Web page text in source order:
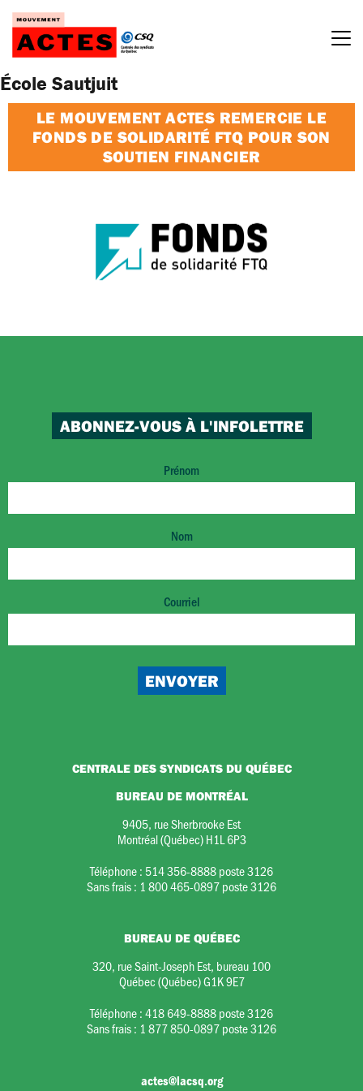
Passer
contenu
École Sautjuit
LE MOUVEMENT ACTES REMERCIE LE
FONDS DE SOLIDARITÉ FTQ POUR SON
SOUTIEN FINANCIER
ABONNEZ-VOUS À L'INFOLETTRE
Prénom
Nom
Courriel
CENTRALE DES SYNDICATS DU QUÉBEC
BUREAU DE MONTRÉAL
9405, rue Sherbrooke Est
Montréal (Québec) H1L 6P3
Téléphone : 514 356-8888 poste 3126
Sans frais : 1 800 465-0897 poste 3126
BUREAU DE QUÉBEC
320, rue Saint-Joseph Est, bureau 100
Québec (Québec) G1K 9E7
Téléphone :418 649-8888 poste 3126
Sans frais : 1 877 850-0897 poste 3126
actes@lacsq.org